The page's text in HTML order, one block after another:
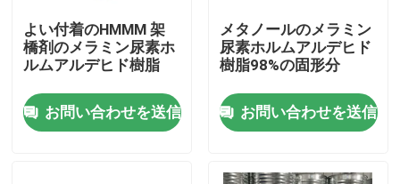
ホーム
製品
よい付着のHMMM 架
橋剤のメラミン尿素ホ
ルムアルデヒド樹脂
お問い合わせを送信
メタノールのメラミン
尿素ホルムアルデヒド
樹脂98%の固形分
お問い合わせを送信